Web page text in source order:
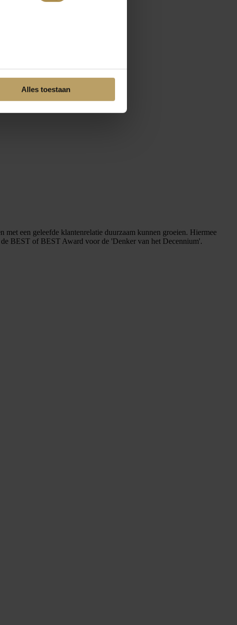
Alles toestaan
een geleefde klantenrelatie duurzaam kunnen groeien. Hiermee
BEST of BEST Award voor de 'Denker van het Decennium'.